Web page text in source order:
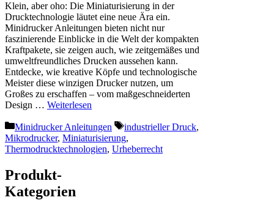
Klein, aber oho: Die Miniaturisierung in der
Drucktechnologie läutet eine neue Ära ein.
Minidrucker Anleitungen bieten nicht nur
faszinierende Einblicke in die Welt der kompakten
Kraftpakete, sie zeigen auch, wie zeitgemäßes und
umweltfreundliches Drucken aussehen kann.
Entdecke, wie kreative Köpfe und technologische
Meister diese winzigen Drucker nutzen, um
Großes zu erschaffen – vom maßgeschneiderten
Design … Weiterlesen
Kategorien
Minidrucker Anleitungen Schlagwörter
industrieller Druck,
Mikrodrucker, Miniaturisierung,
Thermodrucktechnologien, Urheberrecht
Produkt-
Kategorien